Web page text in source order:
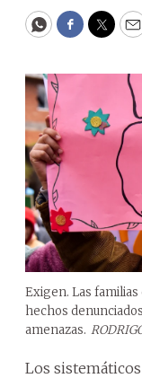
WhatsApp
Exigen. Las
hechos
amenazas.
Los